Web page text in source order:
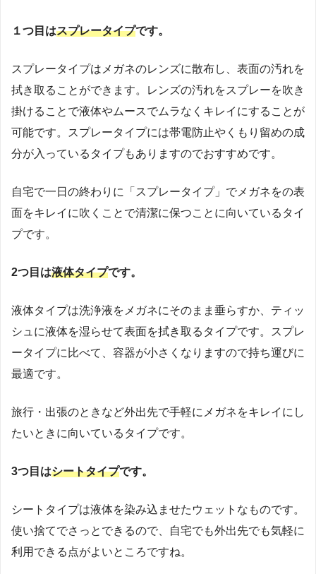
１つ目はスプレータイプです。
スプレータイプはメガネのレンズに散布し、表面の汚れを
拭き取ることができます。レンズの汚れをスプレーを吹き
掛けることで液体やムースでムラなくキレイにすることが
可能です。スプレータイプには帯電防止やくもり留めの成
分が入っているタイプもありますのでおすすめです。
自宅で一日の終わりに「スプレータイプ」でメガネをの表
面をキレイに吹くことで清潔に保つことに向いているタイ
プです。
2つ目は液体タイプです。
液体タイプは洗浄液をメガネにそのまま垂らすか、ティッ
シュに液体を湿らせて表面を拭き取るタイプです。スプレ
ータイプに比べて、容器が小さくなりますので持ち運びに
最適です。
旅行・出張のときなど外出先で手軽にメガネをキレイにし
たいときに向いているタイプです。
3つ目はシートタイプです。
シートタイプは液体を染み込ませたウェットなものです。
使い捨てでさっとできるので、自宅でも外出先でも気軽に
利用できる点がよいところですね。